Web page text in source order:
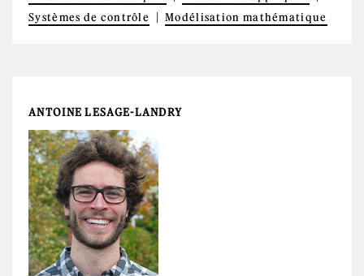
Systèmes de contrôle
Modélisation mathématique
ANTOINE LESAGE-LANDRY